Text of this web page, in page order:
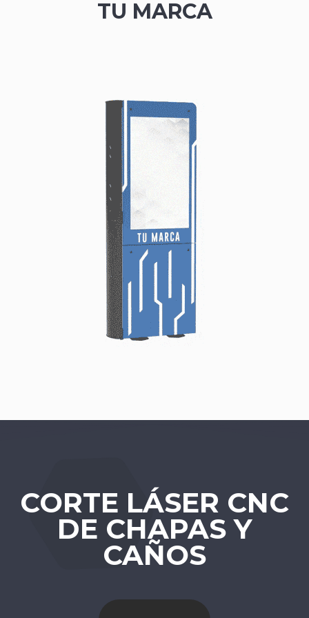
TU MARCA
CORTE LÁSER CNC
DE CHAPAS Y
CAÑOS